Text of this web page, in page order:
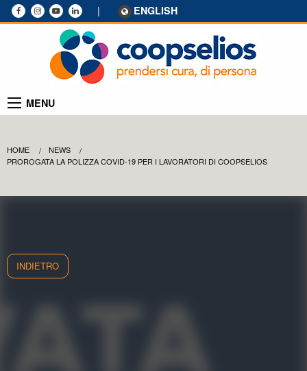
| ENGLISH
MENU
HOME
NEWS
PROROGATA LA POLIZZA COVID-19 PER I LAVORATORI DI COOPSELIOS
INDIETRO